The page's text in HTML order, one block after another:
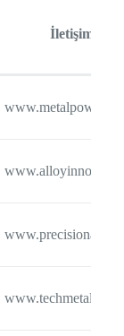
İletişim